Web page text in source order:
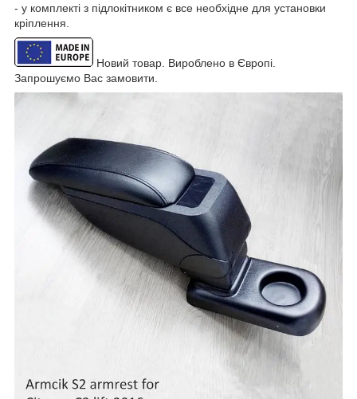
- у комплекті з підлокітником є все необхідне для установки
кріплення.
Новий товар. Вироблено в Європі.
Запрошуємо Вас замовити.